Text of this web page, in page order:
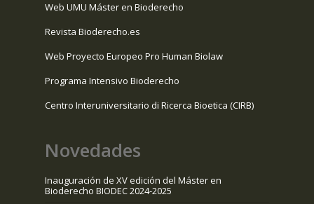
Web UMU Máster en Bioderecho
Revista Bioderecho.es
Web Proyecto Europeo Pro Human Biolaw
Programa Intensivo Bioderecho
Centro Interuniversitario di Ricerca Bioetica (CIRB)
Novedades
Inauguración de XV edición del Máster en
Bioderecho BIODEC 2024-2025